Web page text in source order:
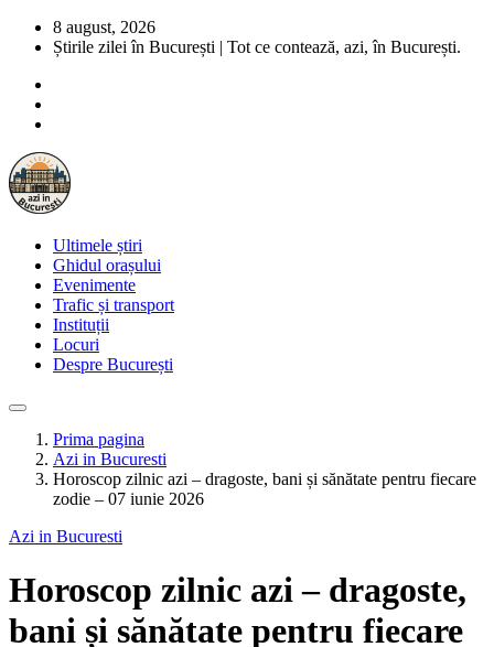
8 august, 2026
Știrile zilei în București | Tot ce contează, azi, în București.
Ultimele știri
Ghidul orașului
Evenimente
Trafic și transport
Instituții
Locuri
Despre București
Prima pagina
Azi in Bucuresti
Horoscop zilnic azi – dragoste, bani și sănătate pentru fiecare
zodie – 07 iunie 2026
Azi in Bucuresti
Horoscop zilnic azi – dragoste,
bani și sănătate pentru fiecare